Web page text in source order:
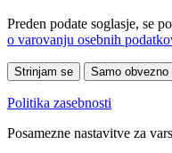
Preden podate soglasje, se
o varovanju osebnih
Strinjam se Samo obvezno
Politika zasebnosti
Posamezne nastavitve za